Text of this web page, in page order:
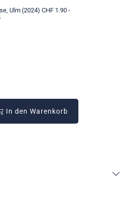
Ulm (2024) CHF 1.90 -
In den Warenkorb